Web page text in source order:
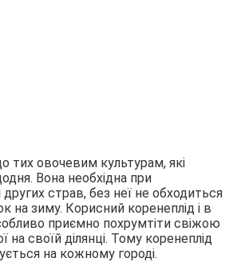
тих овочевим культурам, які
Вона необхідна при
других страв, без неї не обходиться
на зиму. Корисний коренеплід і в
приємно похрумтіти свіжою
на своїй ділянці. Тому коренеплід
на кожному городі.